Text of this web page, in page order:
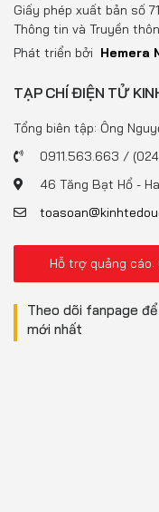
Giấy phép xuất bản số
Thông tin và Truyền
Phát triển bởi Hemera
TẠP CHÍ ĐIỆN TỬ
Tổng biên tập: Ông
0911.563.663 /
46 Tăng Bạt Hổ -
Hỗ trợ quảng
Theo dõi fanpage
mới nhất